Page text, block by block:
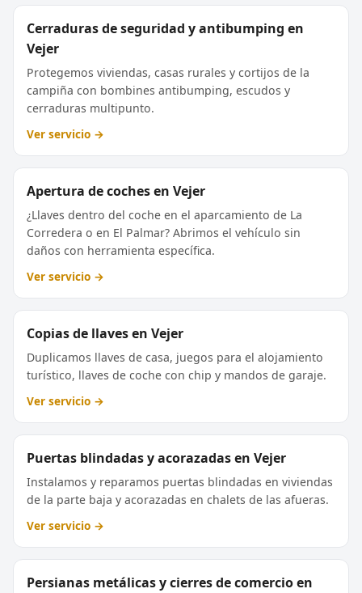
Cerraduras de seguridad y antibumping en
Vejer
Protegemos viviendas, casas rurales y cortijos de la
campiña con bombines antibumping, escudos y
cerraduras multipunto.
Ver servicio →
Apertura de coches en Vejer
¿Llaves dentro del coche en el aparcamiento de La
Corredera o en El Palmar? Abrimos el vehículo sin
daños con herramienta específica.
Ver servicio →
Copias de llaves en Vejer
Duplicamos llaves de casa, juegos para el alojamiento
turístico, llaves de coche con chip y mandos de garaje.
Ver servicio →
Puertas blindadas y acorazadas en Vejer
Instalamos y reparamos puertas blindadas en viviendas
de la parte baja y acorazadas en chalets de las afueras.
Ver servicio →
Persianas metálicas y cierres de comercio en